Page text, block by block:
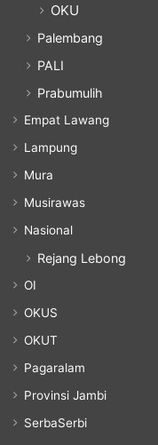
OKU
Palembang
PALI
Prabumulih
Empat Lawang
Lampung
Mura
Musirawas
Nasional
Rejang Lebong
OI
OKUS
OKUT
Pagaralam
Provinsi Jambi
SerbaSerbi